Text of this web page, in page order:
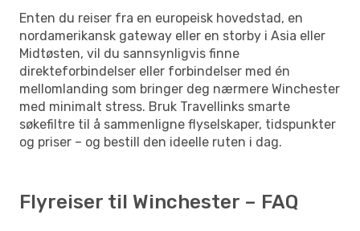
Enten du reiser fra en europeisk hovedstad, en
nordamerikansk gateway eller en storby i Asia eller
Midtøsten, vil du sannsynligvis finne
direkteforbindelser eller forbindelser med én
mellomlanding som bringer deg nærmere Winchester
med minimalt stress. Bruk Travellinks smarte
søkefiltre til å sammenligne flyselskaper, tidspunkter
og priser – og bestill den ideelle ruten i dag.
Flyreiser til Winchester – FAQ